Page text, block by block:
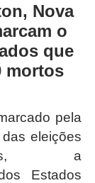
Nova
o
que
mortos
pela
eleições
a
Estados